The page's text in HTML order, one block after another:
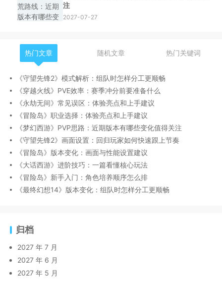
注
2027-07-27
热门文章 随机文章 热门关键词
《守望先锋2》模式解析：组队时怎样分工更顺畅
《穿越火线》PVE效率：赛季冲分前要准备什么
《永劫无间》常见误区：体验亮点和上手建议
《冒险岛》职业选择：体验亮点和上手建议
《梦幻西游》PVP思路：近期版本有哪些变化值得关注
《守望先锋2》画面设置：回归玩家如何快速跟上节奏
《冒险岛》版本变化：画面与性能设置建议
《大话西游》进阶技巧：一篇看懂核心玩法
《冒险岛》新手入门：角色培养顺序怎么排
《最终幻想14》版本变化：组队时怎样分工更顺畅
归档
2027 年 7 月
2027 年 6 月
2027 年 5 月